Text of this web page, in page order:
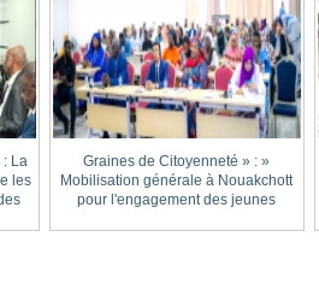
« Graines de Citoyenneté » :
Mobilisation générale à Nouakchott
pour l'engagement des jeunes
: La
les